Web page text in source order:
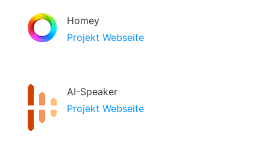
Homey
Projekt Webseite
AI-Speaker
Projekt Webseite